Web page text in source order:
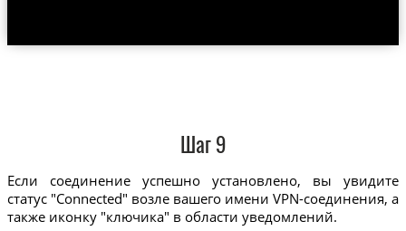
Шаг 9
Если соединение успешно установлено, вы увидите
статус "Connected" возле вашего имени VPN-соединения, а
также иконку "ключика" в области уведомлений.